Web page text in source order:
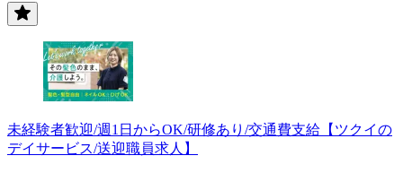
未経験者歓迎/週1日からOK/研修あり/交通費支給【ツクイの
デイサービス/送迎職員求人】